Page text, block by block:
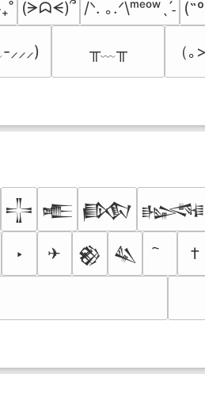
(ᗒᗣᗕ)՞ /ᐠ. ｡.ᐟ\ᵐᵉᵒʷˎˊ˗
⸝⸝⸝) ╥﹏╥ （
𒋲 𒍫 𒁃 𒈙
‣ ✈ 𒆙 𒈑 †